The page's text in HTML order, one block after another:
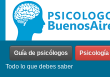
Guía de psicólogos Psicología
Todo lo que debes saber